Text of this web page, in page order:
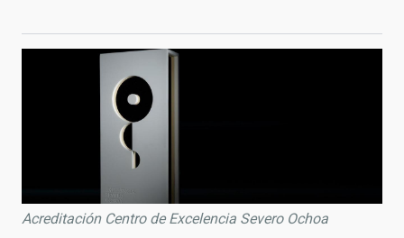
Acreditación Centro de Excelencia Severo Ochoa